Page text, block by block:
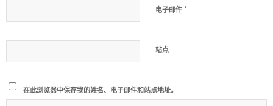
电子邮件 *
站点
在此浏览器中保存我的姓名、电子邮件和站点地址。